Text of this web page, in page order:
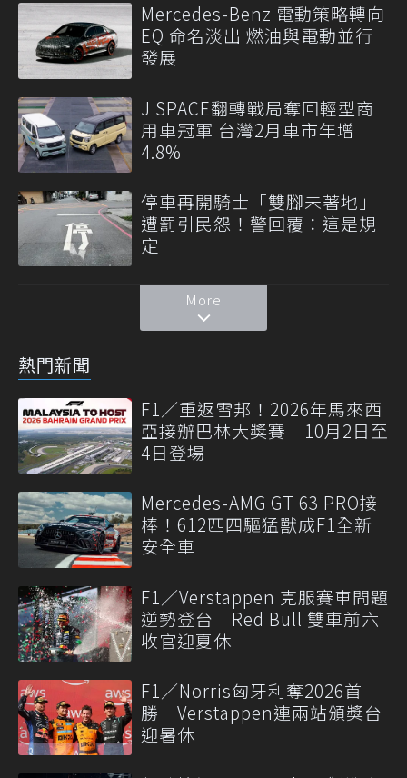
Mercedes-Benz 電動策略轉向
EQ 命名淡出 燃油與電動並行
發展
J SPACE翻轉戰局奪回輕型商
用車冠軍 台灣2月車市年增
4.8%
停車再開騎士「雙腳未著地」
遭罰引民怨！警回覆：這是規
定
More
熱門新聞
F1／重返雪邦！2026年馬來西
亞接辦巴林大獎賽 10月2日至
4日登場
Mercedes-AMG GT 63 PRO接
棒！612匹四驅猛獸成F1全新
安全車
F1／Verstappen 克服賽車問題
逆勢登台 Red Bull 雙車前六
收官迎夏休
F1／Norris匈牙利奪2026首
勝 Verstappen連兩站頒獎台
迎暑休